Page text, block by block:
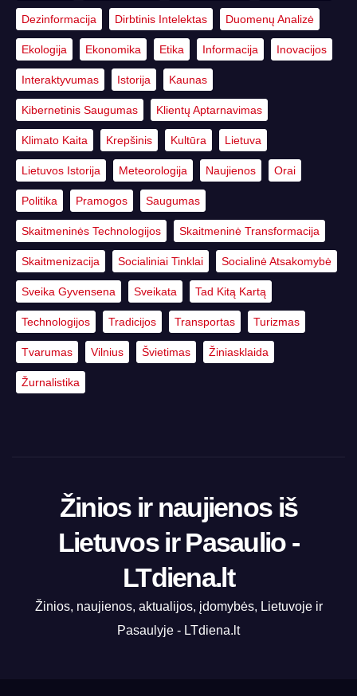
Dezinformacija Dirbtinis Intelektas Duomenų Analizė
Ekologija Ekonomika Etika Informacija Inovacijos
Interaktyvumas Istorija Kaunas
Kibernetinis Saugumas Klientų Aptarnavimas
Klimato Kaita Krepšinis Kultūra Lietuva
Lietuvos Istorija Meteorologija Naujienos Orai
Politika Pramogos Saugumas
Skaitmeninės Technologijos Skaitmeninė Transformacija
Skaitmenizacija Socialiniai Tinklai Socialinė Atsakomybė
Sveika Gyvensena Sveikata Tad Kitą Kartą
Technologijos Tradicijos Transportas Turizmas
Tvarumas Vilnius Švietimas Žiniasklaida
Žurnalistika
Žinios ir naujienos iš
Lietuvos ir Pasaulio -
LTdiena.lt
Žinios, naujienos, aktualijos, įdomybės, Lietuvoje ir
Pasaulyje - LTdiena.lt